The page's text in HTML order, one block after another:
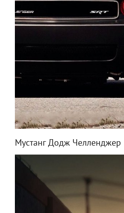
Мустанг Додж Челленджер